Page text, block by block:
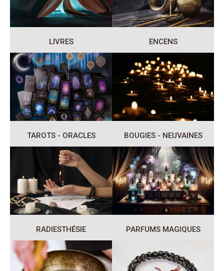
LIVRES ENCENS
TAROTS - ORACLES BOUGIES - NEUVAINES
RADIESTHÉSIE PARFUMS MAGIQUES